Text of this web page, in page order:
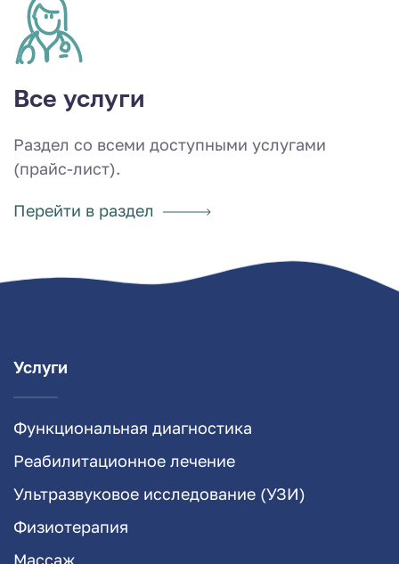
Все услуги
Раздел со всеми доступными услугами
(прайс-лист).
Перейти в раздел
Услуги
Функциональная диагностика
Реабилитационное лечение
Ультразвуковое исследование (УЗИ)
Физиотерапия
Массаж